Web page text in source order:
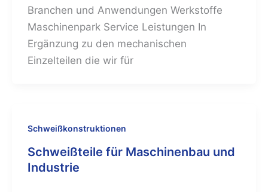
Branchen und Anwendungen Werkstoffe
Maschinenpark Service Leistungen In
Ergänzung zu den mechanischen
Einzelteilen die wir für
Schweißkonstruktionen
Schweißteile für Maschinenbau und
Industrie